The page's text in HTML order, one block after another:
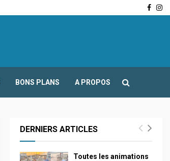
BONS PLANS A PROPOS
DERNIERS ARTICLES
Toutes les animations